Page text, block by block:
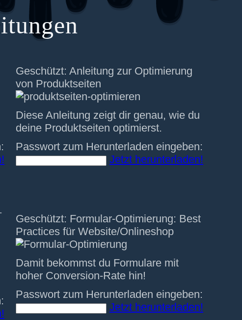
Geschützt: Anleitung zur Optimierung
von Produktseiten
Diese Anleitung zeigt dir genau, wie du
deine Produktseiten optimierst.
Passwort zum Herunterladen eingeben:
Jetzt herunterladen!
Geschützt: Formular-Optimierung: Best
Practices für Website/Onlineshop
Damit bekommst du Formulare mit
hoher Conversion-Rate hin!
Passwort zum Herunterladen eingeben:
Jetzt herunterladen!